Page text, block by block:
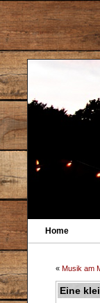
Home
« Musik am
Eine